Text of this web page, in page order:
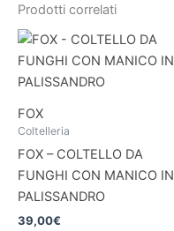
Prodotti correlati
FOX
Coltelleria
FOX – COLTELLO DA
FUNGHI CON MANICO IN
PALISSANDRO
39,00€